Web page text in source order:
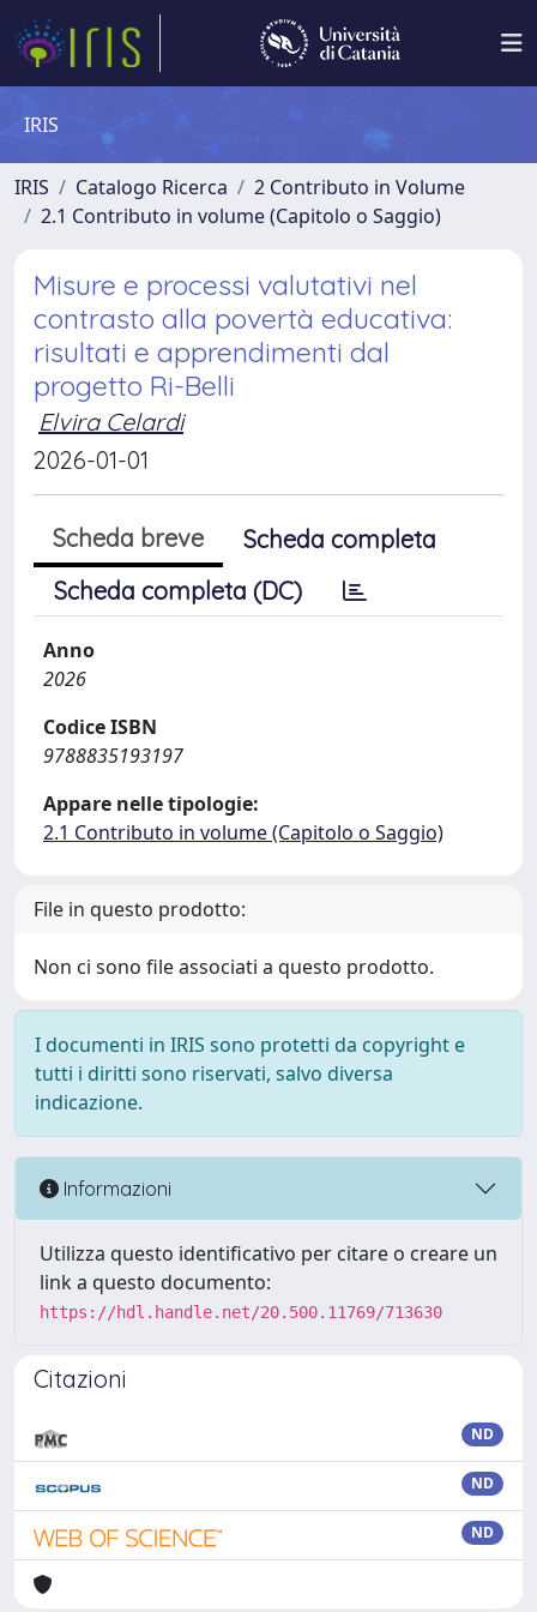
IRIS
IRIS Catalogo Ricerca
2 Contributo in Volume
2.1 Contributo in volume (Capitolo o Saggio)
Misure e processi valutativi nel
contrasto alla povertà educativa:
risultati e apprendimenti dal
progetto Ri-Belli
Elvira Celardi
2026-01-01
Scheda breve
Scheda completa
Scheda completa (DC)
Anno
2026
Codice ISBN
9788835193197
Appare nelle tipologie:
2.1 Contributo in volume (Capitolo o Saggio)
File in questo prodotto:
Non ci sono file associati a questo prodotto.
I documenti in IRIS sono protetti da copyright e
tutti i diritti sono riservati, salvo diversa
indicazione.
Informazioni
Utilizza questo identificativo per citare o creare un
link a questo documento:
https://hdl.handle.net/20.500.11769/713630
Citazioni
ND
ND
ND